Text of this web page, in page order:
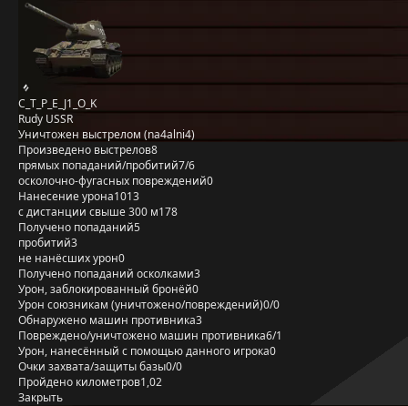
C_T_P_E_J1_O_K
Rudy USSR
Уничтожен выстрелом (na4alni4)
Произведено выстрелов8
прямых попаданий/пробитий7/6
осколочно-фугасных повреждений0
Нанесение урона1013
с дистанции свыше 300 м178
Получено попаданий5
пробитий3
не нанёсших урон0
Получено попаданий осколками3
Урон, заблокированный бронёй0
Урон союзникам (уничтожено/повреждений)0/0
Обнаружено машин противника3
Повреждено/уничтожено машин противника6/1
Урон, нанесённый с помощью данного игрока0
Очки захвата/защиты базы0/0
Пройдено километров1,02
Закрыть